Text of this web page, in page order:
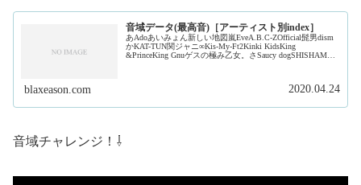
音域データ(最高音)［アーティスト別index］
あAdoあいみょん新しい地図嵐EveA.B.C-ZOfficial髭男dism
かKAT-TUN関ジャニ∞Kis-My-Ft2Kinki KidsKing
&PrinceKing Gnuゲスの極み乙女。さSaucy dogSHISHAMO
blaxeason.com 2020.04.24
音域チャレンジ！⇩